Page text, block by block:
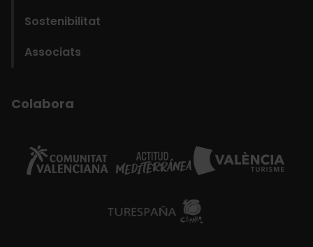
Sostenibilitat
Associats
Colabora